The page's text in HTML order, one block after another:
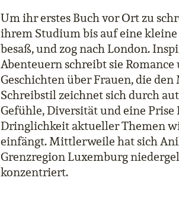
Um ihr erstes Buch vor Ort zu
ihrem Studium bis auf eine
besaß, und zog nach London.
Abenteuern schreibt sie
Geschichten über Frauen, die
Schreibstil zeichnet sich durch
Gefühle, Diversität und eine Prise
Dringlichkeit aktueller Themen
einfängt. Mittlerweile hat sich
Grenzregion Luxemburg
konzentriert.